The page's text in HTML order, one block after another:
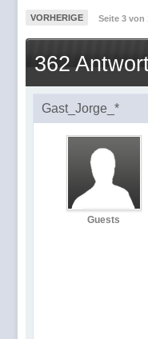
VORHERIGE Seite 3 von
362
Gast_Jorge_*
Guests